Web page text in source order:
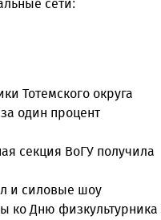
сети:
Тотемского округа
один процент
секция ВоГУ получила
и силовые шоу
ко Дню физкультурника